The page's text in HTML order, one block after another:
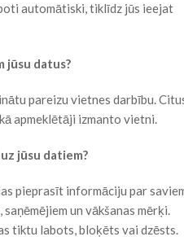
automātiski, tiklīdz jūs ieejat
jūsu datus?
pareizu vietnes darbību.
apmeklētāji izmanto vietni.
jūsu datiem?
pieprasīt informāciju par
un vākšanas mērķi.
tiktu labots, bloķēts vai dzēsts.